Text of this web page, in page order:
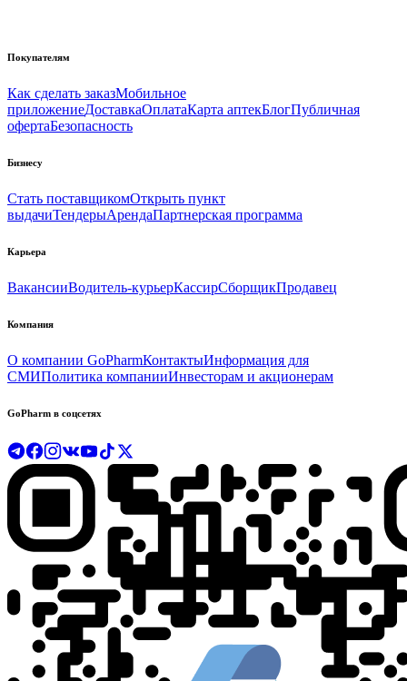
Покупателям
Как сделать заказМобильное
приложениеДоставкаОплатаКарта аптекБлогПубличная
офертаБезопасность
Бизнесу
Стать поставщикомОткрыть пункт
выдачиТендерыАрендаПартнерская программа
Карьера
ВакансииВодитель-курьерКассирСборщикПродавец
Компания
О компании GoPharmКонтактыИнформация для
СМИПолитика компанииИнвесторам и акционерам
GoPharm в соцсетях